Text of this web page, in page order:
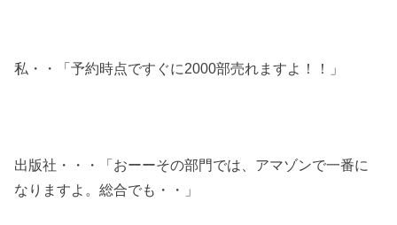
私・・「予約時点ですぐに2000部売れますよ！！」
出版社・・・「おーーその部門では、アマゾンで一番に
なりますよ。総合でも・・」